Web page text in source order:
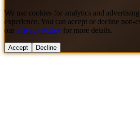
We use cookies for analytics and
experience. You can accept or decline non-
our Privacy Policy for more details.
Accept Decline